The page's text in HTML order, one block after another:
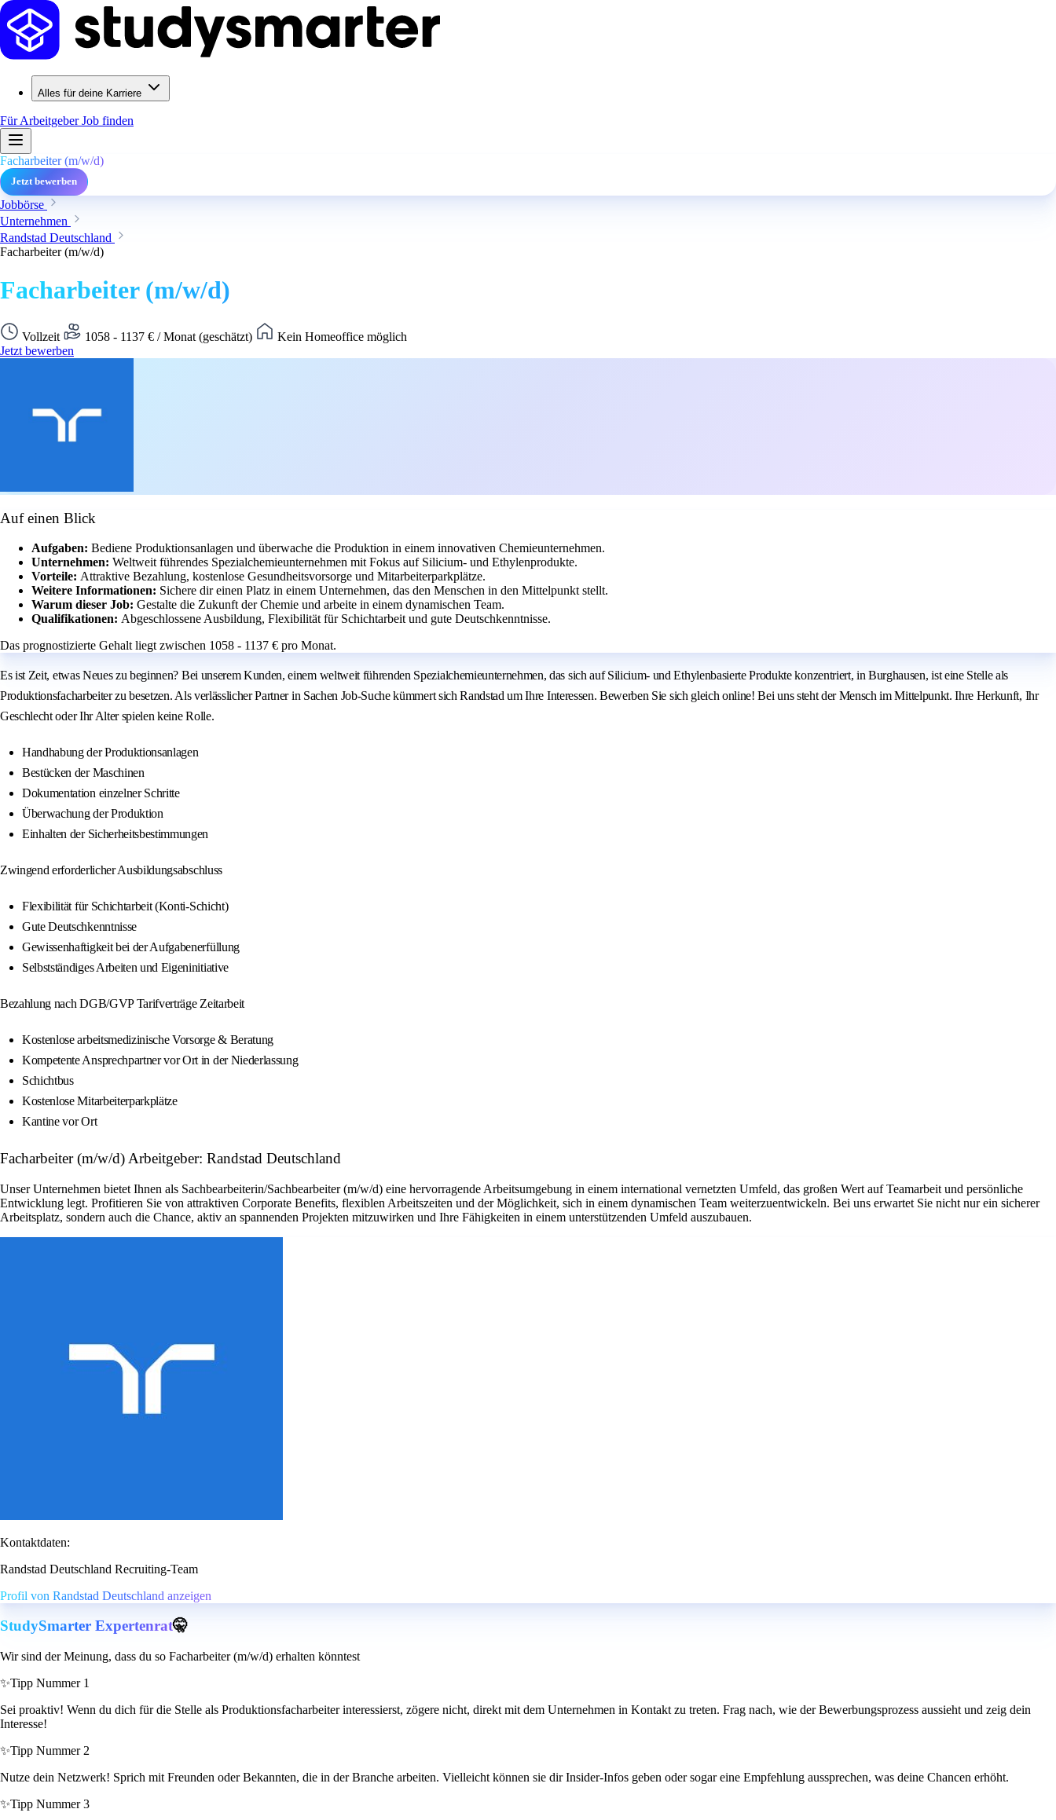
Alles für deine Karriere
Für ArbeitgeberJob finden
Facharbeiter (m/w/d)
Jetzt bewerben
Jobbörse
Unternehmen
Randstad Deutschland
Facharbeiter (m/w/d)
Facharbeiter (m/w/d)
Vollzeit 1058 - 1137 € / Monat (geschätzt)
Kein Homeoffice möglich
Jetzt bewerben
Auf einen Blick
Aufgaben: Bediene Produktionsanlagen und überwache die Produktion in einem innovativen Chemieunternehmen.
Unternehmen: Weltweit führendes Spezialchemieunternehmen mit Fokus auf Silicium- und Ethylenprodukte.
Vorteile: Attraktive Bezahlung, kostenlose Gesundheitsvorsorge und Mitarbeiterparkplätze.
Weitere Informationen: Sichere dir einen Platz in einem Unternehmen, das den Menschen in den Mittelpunkt stellt.
Warum dieser Job: Gestalte die Zukunft der Chemie und arbeite in einem dynamischen Team.
Qualifikationen: Abgeschlossene Ausbildung, Flexibilität für Schichtarbeit und gute Deutschkenntnisse.
Das prognostizierte Gehalt liegt zwischen 1058 - 1137 € pro Monat.
Es ist Zeit, etwas Neues zu beginnen? Bei unserem Kunden, einem weltweit führenden Spezialchemieunternehmen, das sich auf Silicium- und Ethylenbasierte Produkte konzentriert, in Burghausen, ist eine Stelle als
Produktionsfacharbeiter zu besetzen. Als verlässlicher Partner in Sachen Job-Suche kümmert sich Randstad um Ihre Interessen. Bewerben Sie sich gleich online! Bei uns steht der Mensch im Mittelpunkt. Ihre Herkunft, Ihr
Geschlecht oder Ihr Alter spielen keine Rolle.
Handhabung der Produktionsanlagen
Bestücken der Maschinen
Dokumentation einzelner Schritte
Überwachung der Produktion
Einhalten der Sicherheitsbestimmungen
Zwingend erforderlicher Ausbildungsabschluss
Flexibilität für Schichtarbeit (Konti-Schicht)
Gute Deutschkenntnisse
Gewissenhaftigkeit bei der Aufgabenerfüllung
Selbstständiges Arbeiten und Eigeninitiative
Bezahlung nach DGB/GVP Tarifverträge Zeitarbeit
Kostenlose arbeitsmedizinische Vorsorge & Beratung
Kompetente Ansprechpartner vor Ort in der Niederlassung
Schichtbus
Kostenlose Mitarbeiterparkplätze
Kantine vor Ort
Facharbeiter (m/w/d) Arbeitgeber: Randstad Deutschland
Unser Unternehmen bietet Ihnen als Sachbearbeiterin/Sachbearbeiter (m/w/d) eine hervorragende Arbeitsumgebung in einem international vernetzten Umfeld, das großen Wert auf Teamarbeit und persönliche
Entwicklung legt. Profitieren Sie von attraktiven Corporate Benefits, flexiblen Arbeitszeiten und der Möglichkeit, sich in einem dynamischen Team weiterzuentwickeln. Bei uns erwartet Sie nicht nur ein sicherer
Arbeitsplatz, sondern auch die Chance, aktiv an spannenden Projekten mitzuwirken und Ihre Fähigkeiten in einem unterstützenden Umfeld auszubauen.
Kontaktdaten:
Randstad Deutschland Recruiting-Team
Profil von Randstad Deutschland anzeigen
StudySmarter Expertenrat🤫
Wir sind der Meinung, dass du so Facharbeiter (m/w/d) erhalten könntest
✨Tipp Nummer 1
Sei proaktiv! Wenn du dich für die Stelle als Produktionsfacharbeiter interessierst, zögere nicht, direkt mit dem Unternehmen in Kontakt zu treten. Frag nach, wie der Bewerbungsprozess aussieht und zeig dein
Interesse!
✨Tipp Nummer 2
Nutze dein Netzwerk! Sprich mit Freunden oder Bekannten, die in der Branche arbeiten. Vielleicht können sie dir Insider-Infos geben oder sogar eine Empfehlung aussprechen, was deine Chancen erhöht.
✨Tipp Nummer 3